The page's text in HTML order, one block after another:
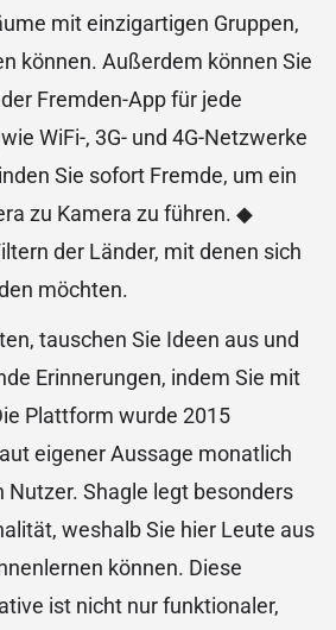
mit einzigartigen Gruppen,
können. Außerdem können Sie
Fremden-App für jede
WiFi-, 3G- und 4G-Netzwerke
Sie sofort Fremde, um ein
zu Kamera zu führen. ◆
der Länder, mit denen sich
möchten.
tauschen Sie Ideen aus und
Erinnerungen, indem Sie mit
Plattform wurde 2015
eigener Aussage monatlich
Nutzer. Shagle legt besonders
weshalb Sie hier Leute aus
können. Diese
ist nicht nur funktionaler,